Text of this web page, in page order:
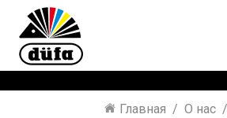
Главная О нас